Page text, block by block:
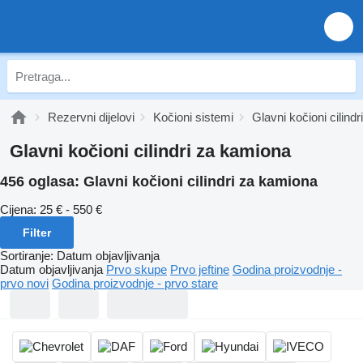
Rezervni dijelovi Kočioni sistemi Glavni kočioni cilindri
Glavni kočioni cilindri za kamiona
456 oglasa: Glavni kočioni cilindri za kamiona
Cijena: 25 € - 550 €
Filter
Sortiranje: Datum objavljivanja
Datum objavljivanja Prvo skupe Prvo jeftine Godina proizvodnje -
prvo novi Godina proizvodnje - prvo stare